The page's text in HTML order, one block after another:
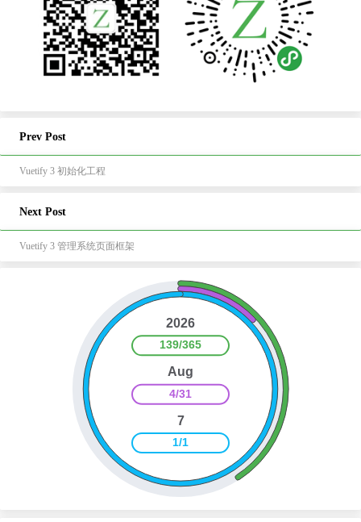
Prev Post
Vuetify 3 初始化工程
Next Post
Vuetify 3 管理系统页面框架